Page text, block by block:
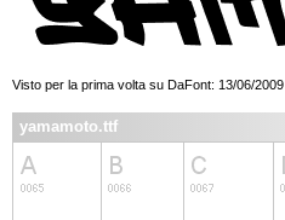
Visto per la prima volta su DaFont: 13/06/2009
yamamoto.ttf